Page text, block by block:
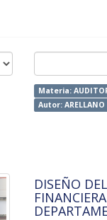
Materia:
Autor: ARELLANO
DISEÑO